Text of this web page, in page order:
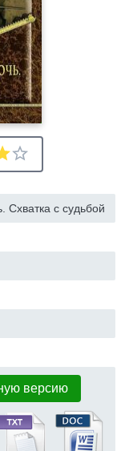
Схватка с судьбой
версию